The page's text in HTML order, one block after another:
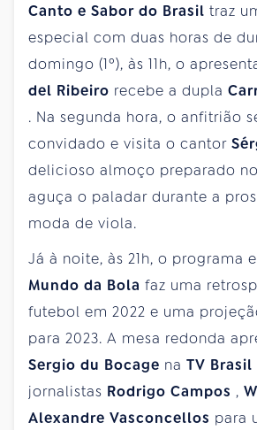
Canto e Sabor do Brasil traz
especial com duas horas de
domingo (1º), às 11h, o
del Ribeiro recebe a dupla
. Na segunda hora, o anfitrião
convidado e visita o cantor
delicioso almoço preparado
aguça o paladar durante a
moda de viola.
Já à noite, às 21h, o programa
Mundo da Bola faz uma
futebol em 2022 e uma
para 2023. A mesa redonda
Sergio du Bocage na TV Brasil
jornalistas Rodrigo Campos ,
Alexandre Vasconcellos para